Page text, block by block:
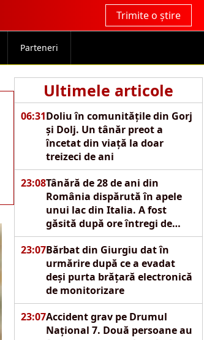
Trimite o știre
Parteneri
Ultimele articole
06:31Doliu în comunitățile din Gorj
și Dolj. Un tânăr preot a
încetat din viață la doar
treizeci de ani
23:08Tânără de 28 de ani din
România dispărută în apele
unui lac din Italia. A fost
găsită după ore întregi de
căutări
23:07Bărbat din Giurgiu dat în
urmărire după ce a evadat
deși purta brățară electronică
de monitorizare
23:07Accident grav pe Drumul
Național 7. Două persoane au